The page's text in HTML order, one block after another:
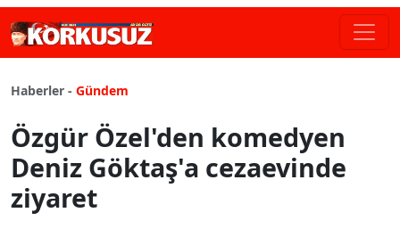
Haberler - Gündem
Özgür Özel'den komedyen
Deniz Göktaş'a cezaevinde
ziyaret